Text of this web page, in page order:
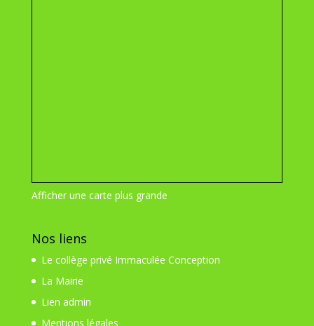
Afficher une carte plus grande
Nos liens
Le collège privé Immaculée Conception
La Mairie
Lien admin
Mentions légales